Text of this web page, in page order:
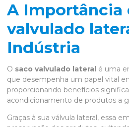
A Importância
valvulado
Indústria
O saco valvulado lateral é uma
que desempenha um papel vital
proporcionando benefícios
acondicionamento de produtos a
Graças à sua válvula lateral, essa